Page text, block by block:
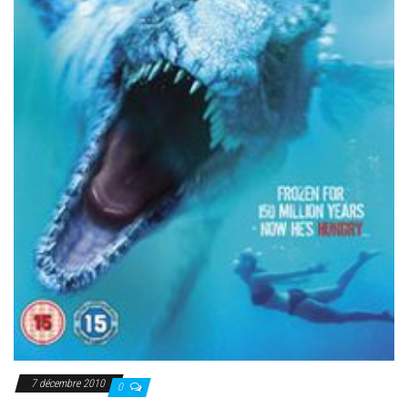
7 décembre 2010 0